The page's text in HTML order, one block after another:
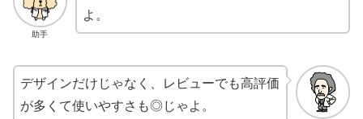
助手
よ。
デザインだけじゃなく、レビューでも高評価
が多くて使いやすさも◎じゃよ。